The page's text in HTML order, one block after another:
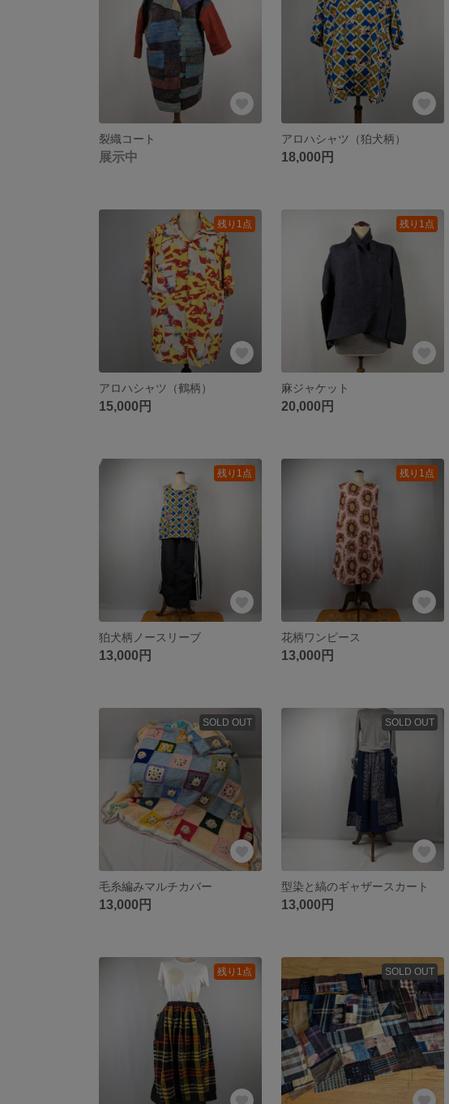
裂織コート
展示中
アロハシャツ（狛犬柄）
18,000円
残り1点
アロハシャツ（鶴柄）
15,000円
残り1点
麻ジャケット
20,000円
残り1点
狛犬柄ノースリーブ
13,000円
残り1点
花柄ワンピース
13,000円
SOLD OUT
毛糸編みマルチカバー
13,000円
SOLD OUT
型染と縞のギャザースカート
13,000円
残り1点 SOLD OUT